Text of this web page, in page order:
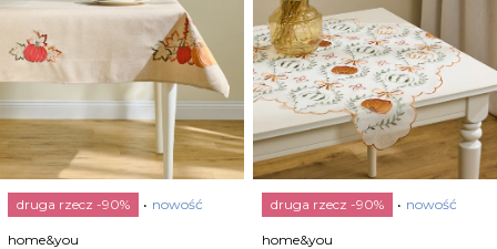
druga rzecz -90% nowość
home&you
druga rzecz -90% nowość
home&you